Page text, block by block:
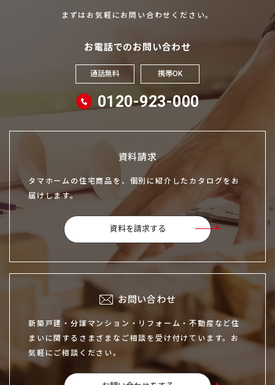
まずはお気軽にお問い合わせください。
お電話でのお問い合わせ
通話無料 携帯OK
0120-923-000
資料請求
タマホームの住宅商品を、個別に紹介したカタログをお
届けします。
資料を請求する
お問い合わせ
新築戸建・分譲マンション・リフォーム・不動産など住
まいに関するさまざまなご相談を受け付けています。お
気軽にご相談ください。